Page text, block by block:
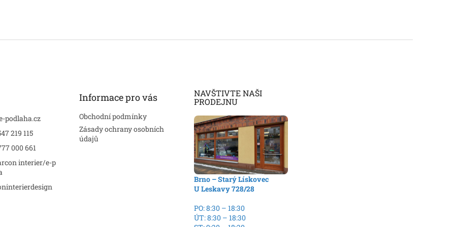
podlaha.cz
219 115
000 661
interier/e-p
Informace pro vás
Obchodní podmínky
Zásady ochrany osobních
údajů
NAVŠTIVTE NAŠI
PRODEJNU
Brno – Starý Lískovec
U Leskavy 728/28
PO: 8:30 – 18:30
ÚT: 8:30 – 18:30